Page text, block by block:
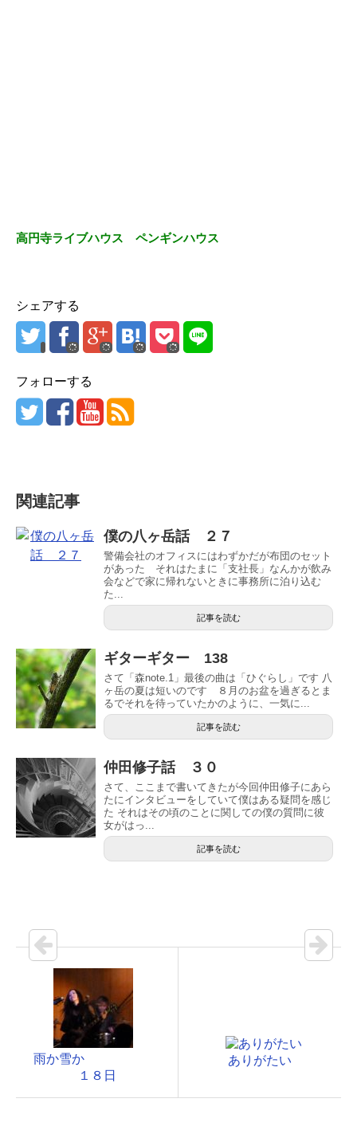
高円寺ライブハウス ペンギンハウス
シェアする
フォローする
関連記事
僕の八ヶ岳話 ２７
警備会社のオフィスにはわずかだが布団のセット
があった それはたまに「支社長」なんかが飲み
会などで家に帰れないときに事務所に泊り込む
た...
記事を読む
ギターギター 138
さて「森note.1」最後の曲は「ひぐらし」です 八
ヶ岳の夏は短いのです ８月のお盆を過ぎるとま
るでそれを待っていたかのように、一気に...
記事を読む
仲田修子話 ３０
さて、ここまで書いてきたが今回仲田修子にあら
たにインタビューをしていて僕はある疑問を感じ
た それはその頃のことに関しての僕の質問に彼
女がはっ...
記事を読む
雨か雪か
１８日
ありがたい